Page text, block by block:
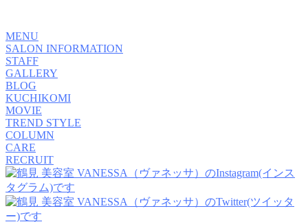
MENU
SALON INFORMATION
STAFF
GALLERY
BLOG
KUCHIKOMI
MOVIE
TREND STYLE
COLUMN
CARE
RECRUIT